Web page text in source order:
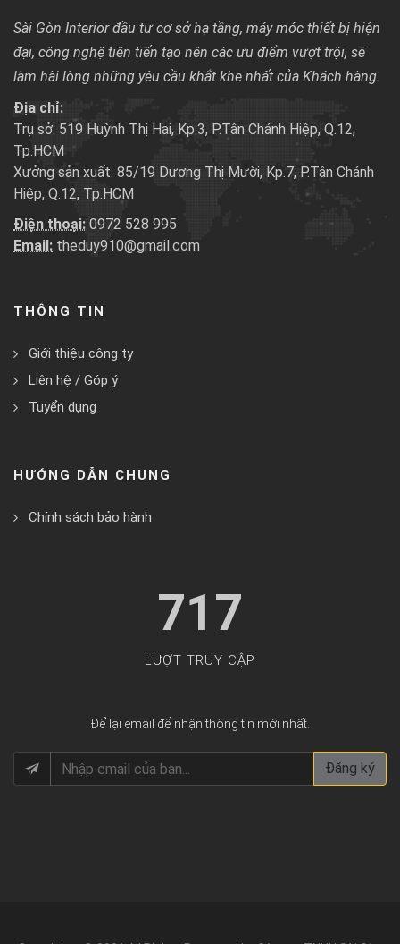
Sài Gòn Interior đầu tư cơ sở hạ tầng, máy móc thiết bị hiện
đại, công nghệ tiên tiến tạo nên các ưu điểm vượt trội, sẽ
làm hài lòng những yêu cầu khắt khe nhất của Khách hàng.
Địa chỉ:
Trụ sở: 519 Huỳnh Thị Hai, Kp.3, P.Tân Chánh Hiệp, Q.12,
Tp.HCM
Xưởng sản xuất: 85/19 Dương Thị Mười, Kp.7, P.Tân Chánh
Hiệp, Q.12, Tp.HCM
Điện thoại: 0972 528 995
Email: theduy910@gmail.com
THÔNG TIN
Giới thiệu công ty
Liên hệ / Góp ý
Tuyển dụng
HƯỚNG DẪN CHUNG
Chính sách bảo hành
717
LƯỢT TRUY CẬP
Để lại email để nhận thông tin mới nhất.
Đăng ký